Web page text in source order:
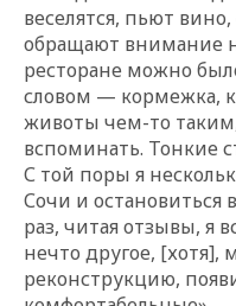
веселятся, пьют
обращают внимание
ресторане можно
словом — кормежка,
животы чем-то
вспоминать. Тонкие
С той поры я
Сочи и
раз, читая отзывы, я
нечто другое,
реконструкцию,